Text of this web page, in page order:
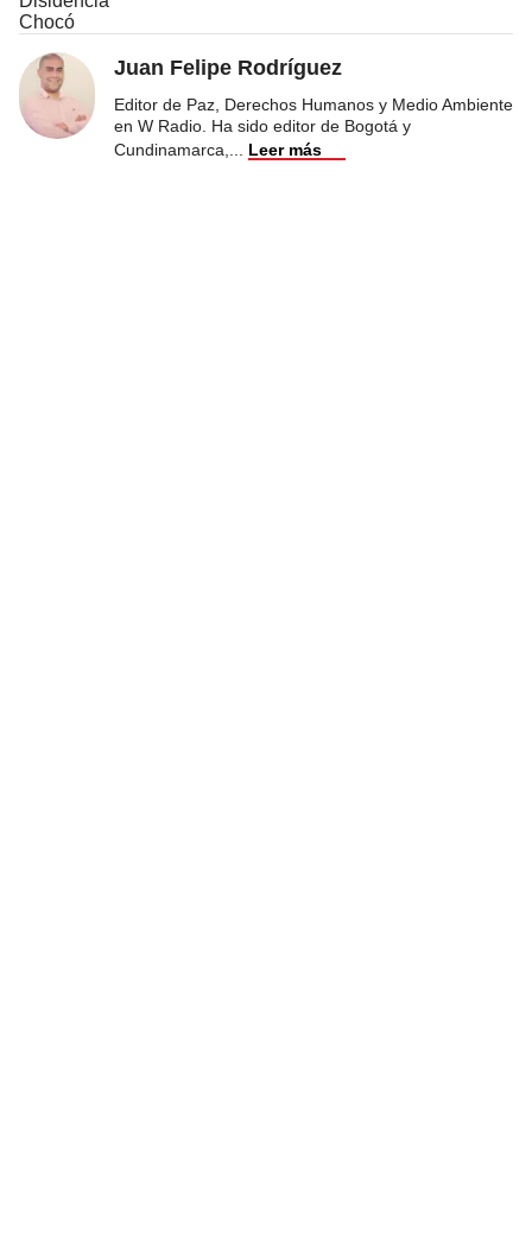
Chocó
Juan Felipe Rodríguez
Editor de Paz, Derechos Humanos y Medio Ambiente
en W Radio. Ha sido editor de Bogotá y
Cundinamarca,
Leer más